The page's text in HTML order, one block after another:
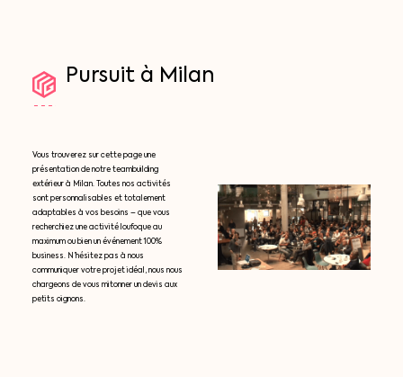
Pursuit à Milan
Vous trouverez sur cette page une
présentation de notre teambuilding
extérieur à Milan. Toutes nos activités
sont personnalisables et totalement
adaptables à vos besoins – que vous
recherchiez une activité loufoque au
maximum ou bien un événement 100%
business. N’hésitez pas à nous
communiquer votre projet idéal, nous nous
chargeons de vous mitonner un devis aux
petits oignons.